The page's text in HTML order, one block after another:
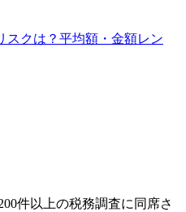
スクは？平均額・金額レン
件以上の税務調査に同席さ